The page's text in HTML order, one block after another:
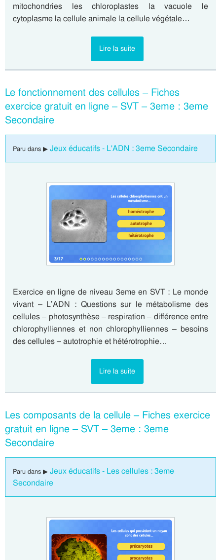
mitochondries les chloroplastes la vacuole le
cytoplasme la cellule animale la cellule végétale…
Lire la suite
Le fonctionnement des cellules – Fiches
exercice gratuit en ligne – SVT – 3eme : 3eme
Secondaire
Paru dans ▶ Jeux éducatifs - L'ADN : 3eme Secondaire
Exercice en ligne de niveau 3eme en SVT : Le monde
vivant – L’ADN : Questions sur le métabolisme des
cellules – photosynthèse – respiration – différence entre
chlorophylliennes et non chlorophylliennes – besoins
des cellules – autotrophie et hétérotrophie…
Lire la suite
Les composants de la cellule – Fiches exercice
gratuit en ligne – SVT – 3eme : 3eme
Secondaire
Paru dans ▶ Jeux éducatifs - Les cellules : 3eme
Secondaire